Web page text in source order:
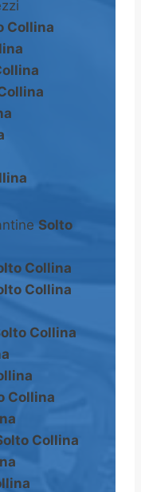
Collina
Solto
Collina
Collina
Collina
Collina
Collina